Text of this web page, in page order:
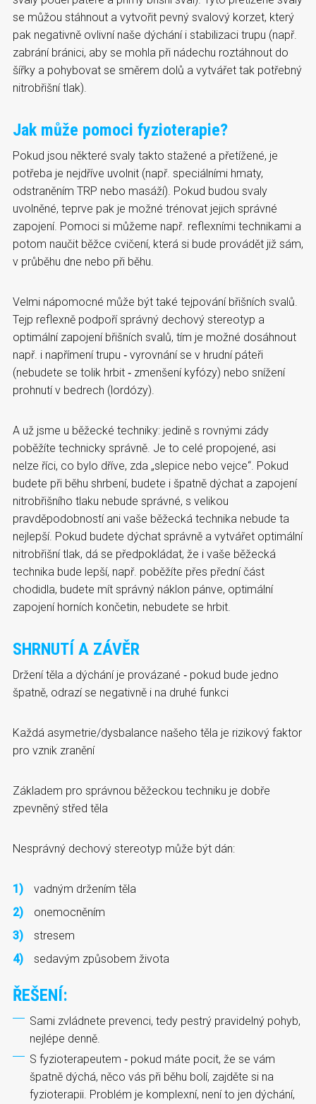
se můžou stáhnout a vytvořit pevný svalový korzet, který
pak negativně ovlivní naše dýchání i stabilizaci trupu (např.
zabrání bránici, aby se mohla při nádechu roztáhnout do
šířky a pohybovat se směrem dolů a vytvářet tak potřebný
nitrobřišní tlak).
Jak může pomoci fyzioterapie?
Pokud jsou některé svaly takto stažené a přetížené, je
potřeba je nejdříve uvolnit (např. speciálními hmaty,
odstraněním TRP nebo masáží). Pokud budou svaly
uvolněné, teprve pak je možné trénovat jejich správné
zapojení. Pomoci si můžeme např. reflexními technikami a
potom naučit běžce cvičení, která si bude provádět již sám,
v průběhu dne nebo při běhu.
Velmi nápomocné může být také tejpování břišních svalů.
Tejp reflexně podpoří správný dechový stereotyp a
optimální zapojení břišních svalů, tím je možné dosáhnout
např. i napřímení trupu ‑ vyrovnání se v hrudní páteři
(nebudete se tolik hrbit ‑ zmenšení kyfózy) nebo snížení
prohnutí v bedrech (lordózy).
A už jsme u běžecké techniky: jedině s rovnými zády
poběžíte technicky správně. Je to celé propojené, asi
nelze říci, co bylo dříve, zda „slepice nebo vejce“. Pokud
budete při běhu shrbení, budete i špatně dýchat a zapojení
nitrobřišního tlaku nebude správné, s velikou
pravděpodobností ani vaše běžecká technika nebude ta
nejlepší. Pokud budete dýchat správně a vytvářet optimální
nitrobřišní tlak, dá se předpokládat, že i vaše běžecká
technika bude lepší, např. poběžíte přes přední část
chodidla, budete mít správný náklon pánve, optimální
zapojení horních končetin, nebudete se hrbit.
SHRNUTÍ A ZÁVĚR
Držení těla a dýchání je provázané ‑ pokud bude jedno
špatně, odrazí se negativně i na druhé funkci
Každá asymetrie/dysbalance našeho těla je rizikový faktor
pro vznik zranění
Základem pro správnou běžeckou techniku je dobře
zpevněný střed těla
Nesprávný dechový stereotyp může být dán:
vadným držením těla
onemocněním
stresem
sedavým způsobem života
ŘEŠENÍ:
Sami zvládnete prevenci, tedy pestrý pravidelný pohyb,
nejlépe denně.
S fyzioterapeutem ‑ pokud máte pocit, že se vám
špatně dýchá, něco vás při běhu bolí, zajděte si na
fyzioterapii. Problém je komplexní, není to jen dýchání,